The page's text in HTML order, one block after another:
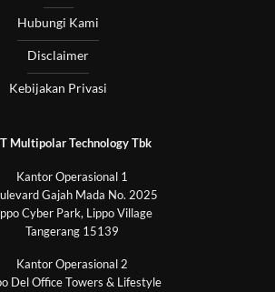
Hubungi Kami
Disclaimer
Kebijakan Privasi
Multipolar Technology Tbk
Kantor Operasional 1
Gajah Mada No. 2025
Cyber Park, Lippo Village
Tangerang 15139
Kantor Operasional 2
Del Office Towers & Lifestyle